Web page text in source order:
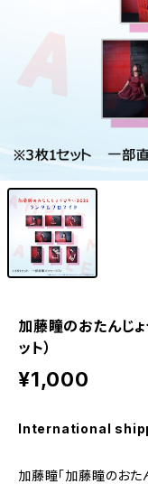
加藤瞳のおたんじ
ット）
¥1,000
International
加藤瞳「加藤瞳のおた